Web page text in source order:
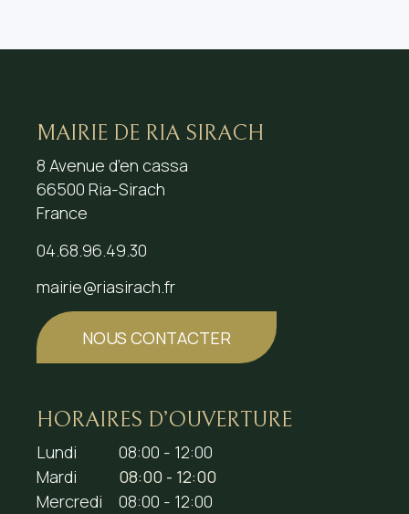
MAIRIE DE RIA SIRACH
8 Avenue d’en cassa
66500 Ria-Sirach
France
04.68.96.49.30
mairie@riasirach.fr
NOUS CONTACTER
HORAIRES D’OUVERTURE
Lundi
08:00 - 12:00
Mardi
08:00 - 12:00
Mercredi
08:00 - 12:00